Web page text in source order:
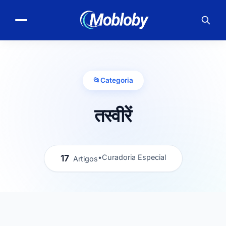
📂Categoria
तस्वीरें
17 Artigos•Curadoria Especial